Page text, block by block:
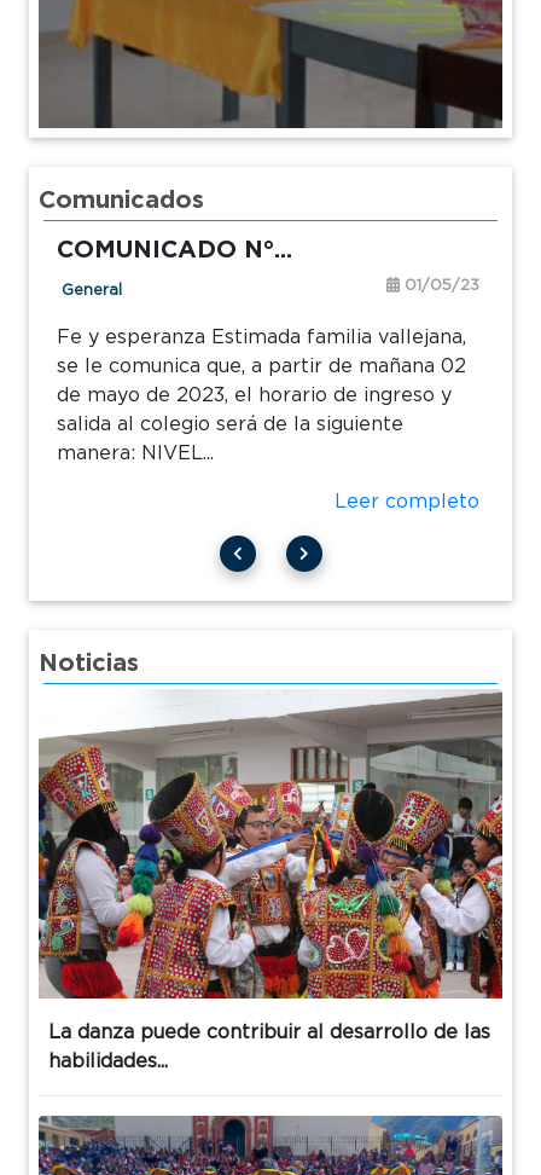
Comunicados
COMUNICADO N°...
General 01/05/23
Fe y esperanza Estimada familia vallejana,
se le comunica que, a partir de mañana 02
de mayo de 2023, el horario de ingreso y
salida al colegio será de la siguiente
manera: NIVEL...
Leer completo
Noticias
La danza puede contribuir al desarrollo de las
habilidades...